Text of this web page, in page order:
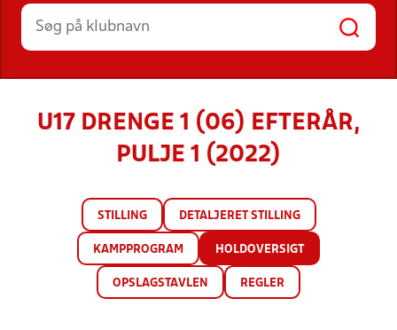
HOLD
U17 DRENGE 1 (06) EFTERÅR,
PULJE 1 (2022)
STILLING DETALJERET STILLING
KAMPPROGRAM HOLDOVERSIGT
OPSLAGSTAVLEN REGLER